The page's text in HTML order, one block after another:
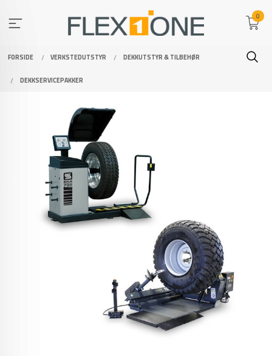
innholdet
0
FORSIDE VERKSTEDUTSTYR DEKKUTSTYR & TILBEHØR
DEKKSERVICEPAKKER